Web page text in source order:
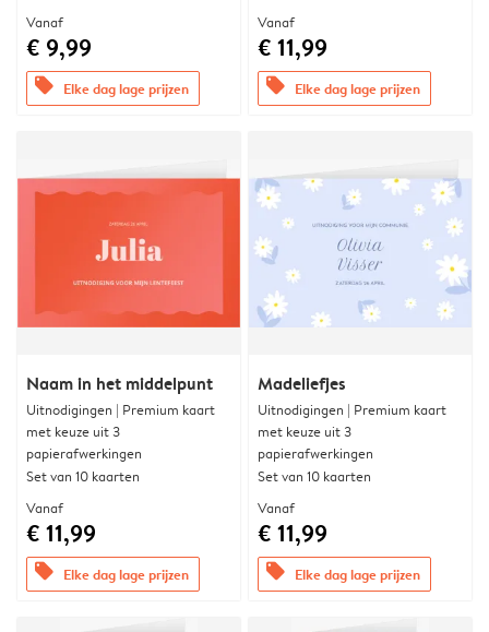
Vanaf
€ 9,99
offers Elke dag lage prijzen
Vanaf
€ 11,99
offers Elke dag lage prijzen
Naam in het middelpunt
Uitnodigingen | Premium kaart
met keuze uit 3
papierafwerkingen
Set van 10 kaarten
Vanaf
€ 11,99
offers Elke dag lage prijzen
Madeliefjes
Uitnodigingen | Premium kaart
met keuze uit 3
papierafwerkingen
Set van 10 kaarten
Vanaf
€ 11,99
offers Elke dag lage prijzen